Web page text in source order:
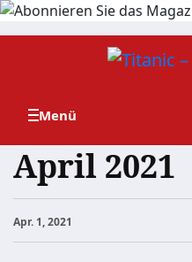
Zum
April 2021
Apr. 1, 2021